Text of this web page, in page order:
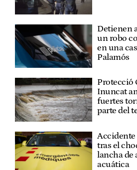
Detienen
un robo
en una
Palamós
Protecció
Inuncat
fuertes
parte del
Accidente
tras el
lancha de
acuática